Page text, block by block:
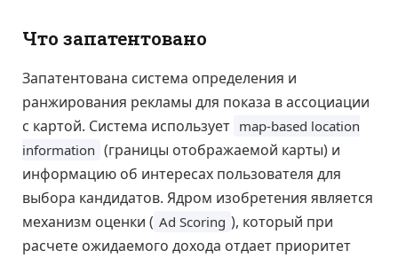
Что запатентовано
Запатентована система определения и
ранжирования рекламы для показа в ассоциации
с картой. Система использует map-based location
information (границы отображаемой карты) и
информацию об интересах пользователя для
выбора кандидатов. Ядром изобретения является
механизм оценки ( Ad Scoring ), который при
расчете ожидаемого дохода отдает приоритет